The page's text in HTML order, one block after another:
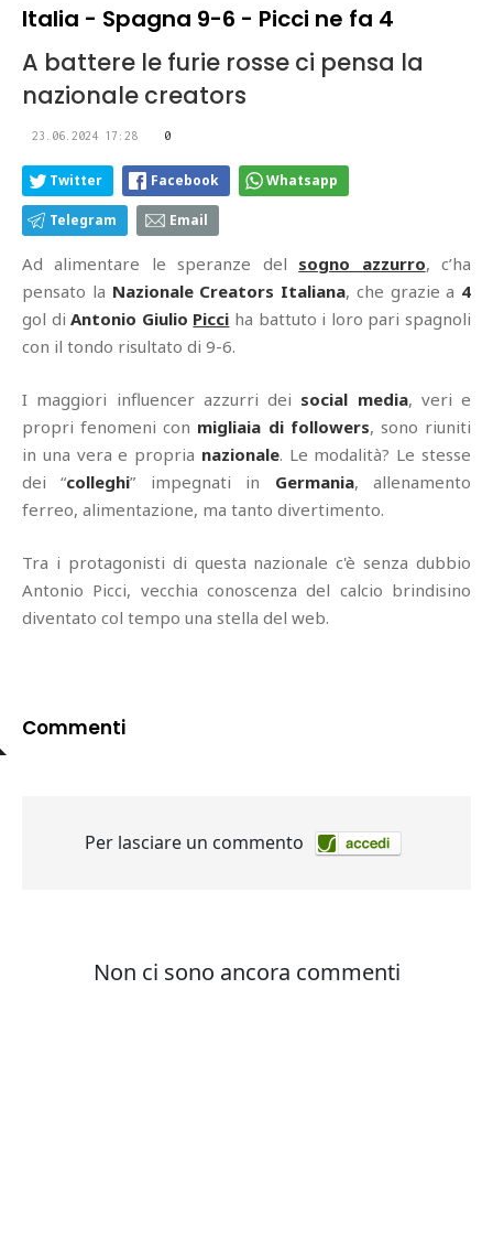
Italia - Spagna 9-6 - Picci ne fa 4
A battere le furie rosse ci pensa la
nazionale creators
23.06.2024 17:28 0
Twitter Facebook Whatsapp
Telegram Email
Ad alimentare le speranze del sogno azzurro, c’ha
pensato la Nazionale Creators Italiana, che grazie a 4
gol diAntonio Giulio Picci ha battuto i loro pari spagnoli
con il tondo risultato di 9-6.
I maggiori influencer azzurri dei social media, veri e
propri fenomeni con migliaia di followers, sono riuniti
in una vera e propria nazionale. Le modalità? Le stesse
dei “colleghi” impegnati in Germania, allenamento
ferreo, alimentazione, ma tanto divertimento.
Tra i protagonisti di questa nazionale c'è senza dubbio
Antonio Picci, vecchia conoscenza del calcio brindisino
diventato col tempo una stella del web.
Commenti